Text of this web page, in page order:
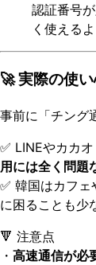
認証番号
く使える
🚀 実際の使
事前に「チング
✅ LINEやカカ
用には全く問題
✅ 韓国はカフェ
に困ることも少
🔻 注意点
・ 高速通信が必